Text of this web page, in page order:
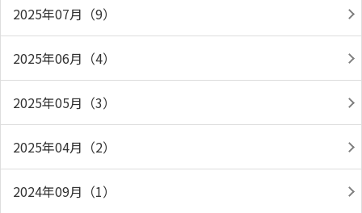
2025年07月（9）
2025年06月（4）
2025年05月（3）
2025年04月（2）
2024年09月（1）